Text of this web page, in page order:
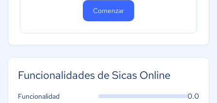
Comenzar
Funcionalidades de Sicas Online
Funcionalidad 0.0